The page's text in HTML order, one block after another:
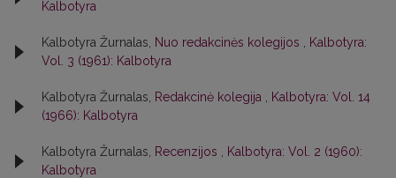
Kalbotyra
Kalbotyra Žurnalas, Nuo redakcinės kolegijos
Kalbotyra:
Vol. 3 (1961): Kalbotyra
Kalbotyra Žurnalas, Redakcinė kolegija
Kalbotyra: Vol. 14
(1966): Kalbotyra
Kalbotyra Žurnalas, Recenzijos
Kalbotyra: Vol. 2 (1960):
Kalbotyra